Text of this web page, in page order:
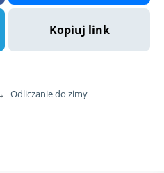
Kopiuj link
Odliczanie do zimy